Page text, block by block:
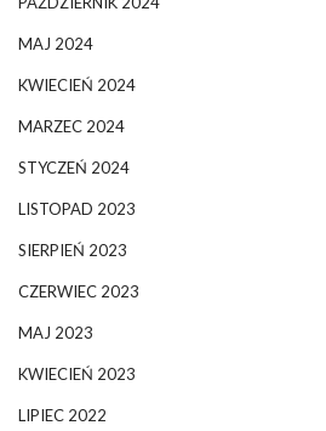
MAJ 2024
KWIECIEŃ 2024
MARZEC 2024
STYCZEŃ 2024
LISTOPAD 2023
SIERPIEŃ 2023
CZERWIEC 2023
MAJ 2023
KWIECIEŃ 2023
LIPIEC 2022